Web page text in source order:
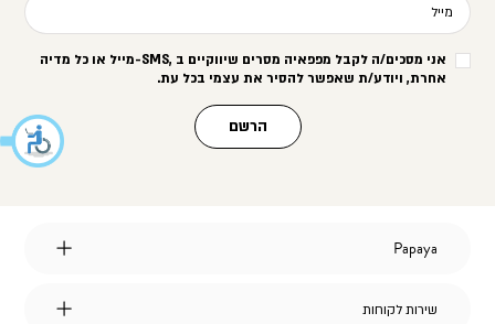
מייל
אני מסכים/ה לקבל מפפאיה מסרים שיווקיים ב -SMS,מייל או כל מדיה
אחרת, ויודע/ת שאפשר להסיר את עצמי בכל עת.
הרשם
Papaya
Papaya
הצהרת נגישות
שירות
שירות לקוחות